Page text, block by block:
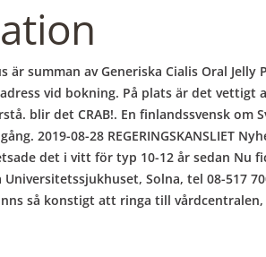
summan av Generiska Cialis Oral
vid bokning. På plats är det vettigt
blir det CRAB!. En finlandssvensk
2019-08-28
det i vitt för typ 10-12 år sedan
Solna, tel 08-517
så konstigt att ringa till vårdcentralen,